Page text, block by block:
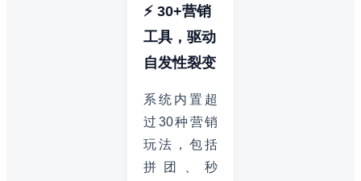
⚡ 30+营销
工具，驱动
自发性裂变
系统内置超
过30种营销
玩法，包括
拼团、秒